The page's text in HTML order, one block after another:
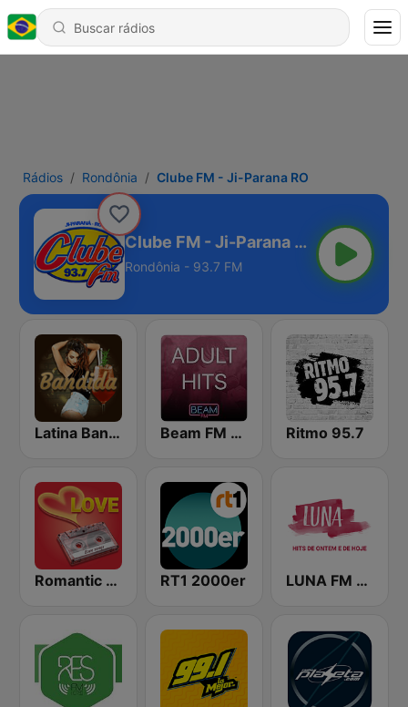
Rádios Rondônia Clube FM - Ji-Parana RO
Clube FM - Ji-Parana RO
Rondônia - 93.7 FM
Latina Bandida! Beam FM - Adult Hits Ritmo 95.7
Romantic Vibes RT1 2000er LUNA FM - Brasil